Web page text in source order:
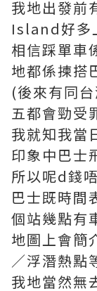
我地出發
Island好多
相信踩單
地都係揀搭
(後來有同
五都會勁受
我就知我當
印象中巴士
所以呢d錢
巴士既時間
個站幾點有
地圖上會簡
／浮潛熱點
我地當然無